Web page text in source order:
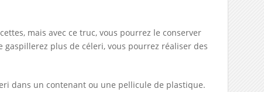
mais avec ce truc, vous pourrez le conserver
gaspillerez plus de céleri, vous pourrez réaliser des
dans un contenant ou une pellicule de plastique.